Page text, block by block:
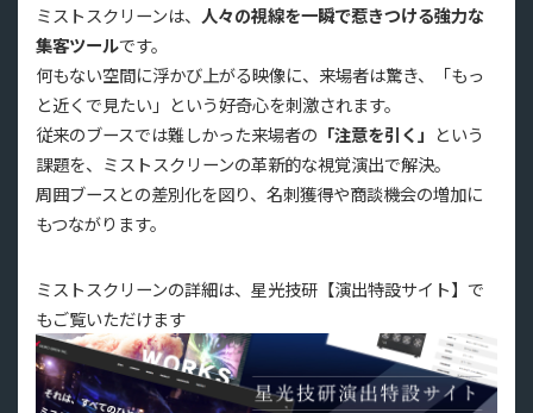
ミストスクリーンは、 人々の視線を一瞬で惹きつける強力な
集客ツールです。
何もない空間に浮かび上がる映像に、来場者は驚き、「もっ
と近くで見たい」という好奇心を刺激されます。
従来のブースでは難しかった来場者の 「注意を引く」 という
課題を、ミストスクリーンの革新的な視覚演出で解決。
周囲ブースとの差別化を図り、名刺獲得や商談機会の増加に
もつながります。
ミストスクリーンの詳細は、星光技研【演出特設サイト】で
もご覧いただけます